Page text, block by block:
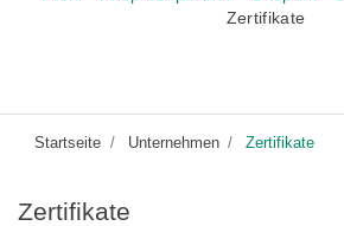
Zertifikate
Startseite Unternehmen Zertifikate
Zertifikate